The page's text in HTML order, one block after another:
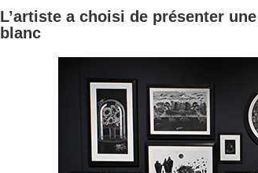
L’artiste a choisi de présenter
blanc